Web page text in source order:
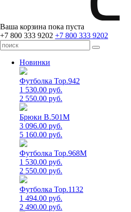
Ваша корзина пока пуста
+7 800 333 9202 +7 800 333 9202
Новинки
Футболка Top.942
1 530.00 руб.
2 550.00 руб.
Брюки B.501M
3 096.00 руб.
5 160.00 руб.
Футболка Top.968M
1 530.00 руб.
2 550.00 руб.
Футболка Top.1132
1 494.00 руб.
2 490.00 руб.